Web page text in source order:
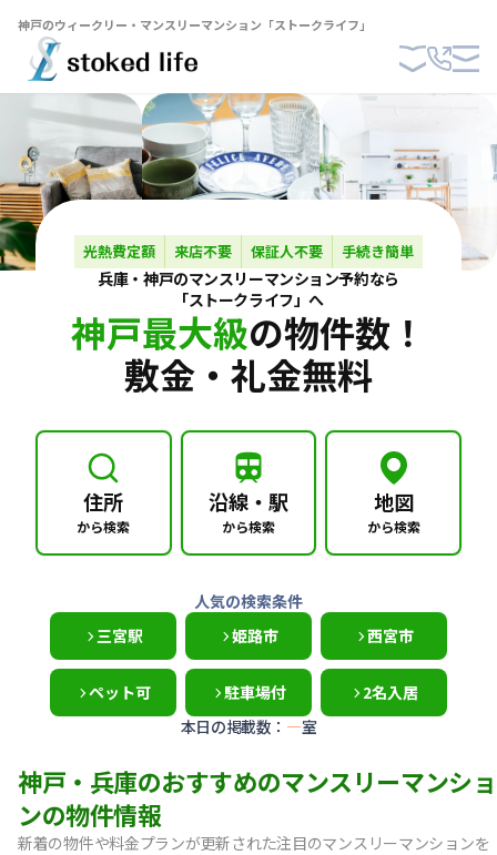
神戸のウィークリー・マンスリーマンション「ストークライフ」
光熱費定額 来店不要 保証人不要 手続き簡単
兵庫・神戸のマンスリーマンション予約なら
「ストークライフ」へ
神戸最大級の物件数！
敷金・礼金無料
住所
から検索
沿線・駅
から検索
地図
から検索
人気の検索条件
三宮駅
姫路市 西宮市
ペット可 駐車場付
2名入居
本日の掲載数： —室
神戸・兵庫のおすすめのマンスリーマンショ
ンの物件情報
新着の物件や料金プランが更新された注目のマンスリーマンションを